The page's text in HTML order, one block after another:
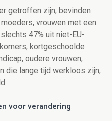
getroffen zijn, bevinden
vrouwen met een
47% uit niet-EU-
kortgeschoolde
oudere vrouwen,
die lange tijd werkloos zijn,
voor verandering